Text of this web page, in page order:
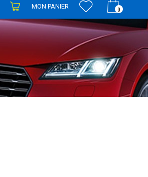
0
MON PANIER